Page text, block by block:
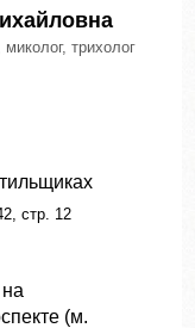
трихолог
стр. 12
(м.